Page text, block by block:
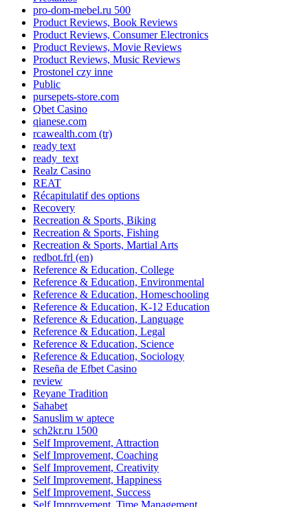
pro-dom-mebel.ru 500
Product Reviews, Book Reviews
Product Reviews, Consumer Electronics
Product Reviews, Movie Reviews
Product Reviews, Music Reviews
Prostonel czy inne
Public
pursepets-store.com
Qbet Casino
qianese.com
rcawealth.com (tr)
ready text
ready_text
Realz Casino
REAT
Récapitulatif des options
Recovery
Recreation & Sports, Biking
Recreation & Sports, Fishing
Recreation & Sports, Martial Arts
redbot.frl (en)
Reference & Education, College
Reference & Education, Environmental
Reference & Education, Homeschooling
Reference & Education, K-12 Education
Reference & Education, Language
Reference & Education, Legal
Reference & Education, Science
Reference & Education, Sociology
Reseña de Efbet Casino
review
Reyane Tradition
Sahabet
Sanuslim w aptece
sch2kr.ru 1500
Self Improvement, Attraction
Self Improvement, Coaching
Self Improvement, Creativity
Self Improvement, Happiness
Self Improvement, Success